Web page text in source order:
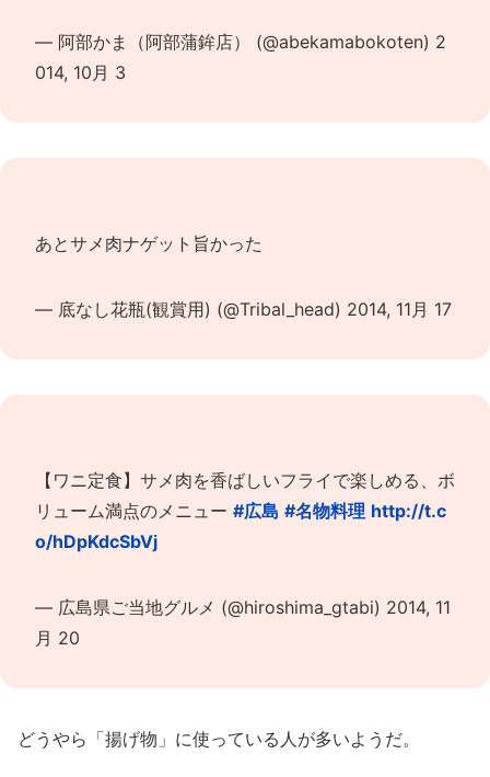
— 阿部かま（阿部蒲鉾店） (@abekamabokoten) 2
014, 10月 3
あとサメ肉ナゲット旨かった
— 底なし花瓶(観賞用) (@Tribal_head) 2014, 11月 17
【ワニ定食】サメ肉を香ばしいフライで楽しめる、ボ
リューム満点のメニュー #広島 #名物料理 http://t.c
o/hDpKdcSbVj
— 広島県ご当地グルメ (@hiroshima_gtabi) 2014, 11
月 20
どうやら「揚げ物」に使っている人が多いようだ。